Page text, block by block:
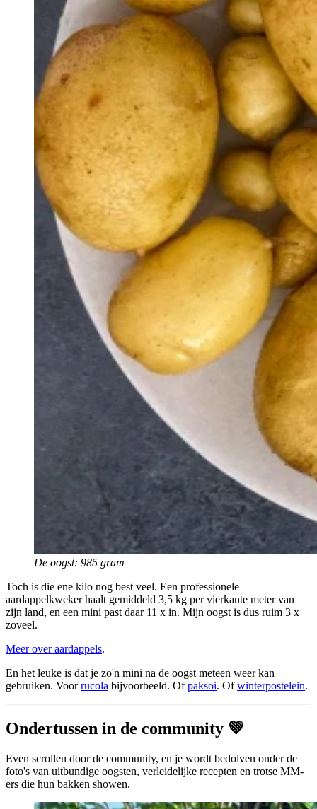
De oogst: 985 gram
Toch is die ene kilo nog best veel. Een professionele
aardappelkweker haalt gemiddeld 3,5 kg per vierkante meter van
zijn land, en een mini past daar 11 x in. Mijn oogst is dus ruim 3 x
zoveel.
Meer over aardappels.
En het leuke is dat je zo'n mini na de oogst meteen weer kan
gebruiken. Voorrucola bijvoorbeeld. Ofpaksoi. Ofwinterpostelein.
Ondertussen in de community 💚
Even scrollen door de community, en je wordt bedolven onder de
foto's van uitbundige oogsten, verleidelijke recepten en trotse MM-
ers die hun bakken showen.